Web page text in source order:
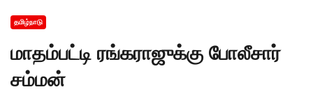
தமிழ்நாடு
மாதம்பட்டி ரங்கராஜுக்கு போலீசார்
சம்மன்